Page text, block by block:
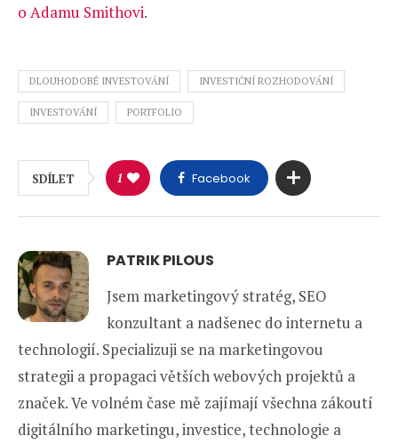
o Adamu Smithovi.
DLOUHODOBÉ INVESTOVÁNÍ INVESTIČNÍ ROZHODOVÁNÍ
INVESTOVÁNÍ PORTFOLIO
SDÍLET 1 Facebook
PATRIK PILOUS
Jsem marketingový stratég, SEO
konzultant a nadšenec do internetu a
technologií. Specializuji se na marketingovou
strategii a propagaci větších webových projektů a
značek. Ve volném čase mě zajímají všechna zákoutí
digitálního marketingu, investice, technologie a